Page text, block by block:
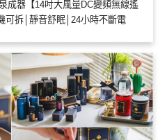
成器【14吋大風量DC變頻無線遙
可拆│靜音舒眠│24小時不斷電